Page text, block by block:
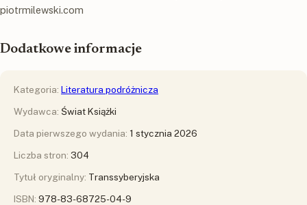
piotrmilewski.com
Dodatkowe informacje
Kategoria: Literatura podróżnicza
Wydawca: Świat Książki
Data pierwszego wydania: 1 stycznia 2026
Liczba stron: 304
Tytuł oryginalny: Transsyberyjska
ISBN: 978-83-68725-04-9